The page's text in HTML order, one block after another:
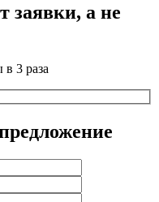
заявки, а не
3 раза